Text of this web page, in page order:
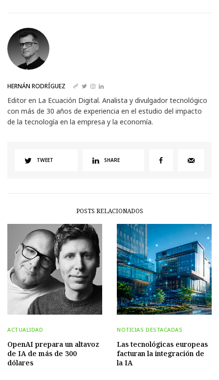
HERNÁN RODRÍGUEZ
Editor en La Ecuación Digital. Analista y divulgador tecnológico
con más de 30 años de experiencia en el estudio del impacto
de la tecnología en la empresa y la economía.
TWEET SHARE
POSTS RELACIONADOS
ACTUALIDAD
OpenAI prepara un altavoz
de IA de más de 300
dólares
NOTICIAS DESTACADAS
Las tecnológicas europeas
facturan la integración de
la IA